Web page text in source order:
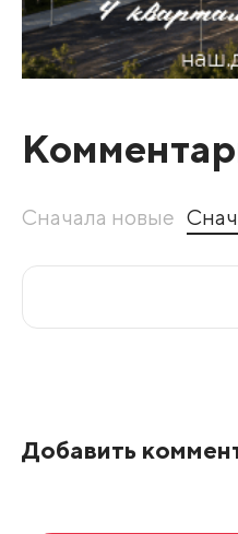
Сначала новые
Добавить